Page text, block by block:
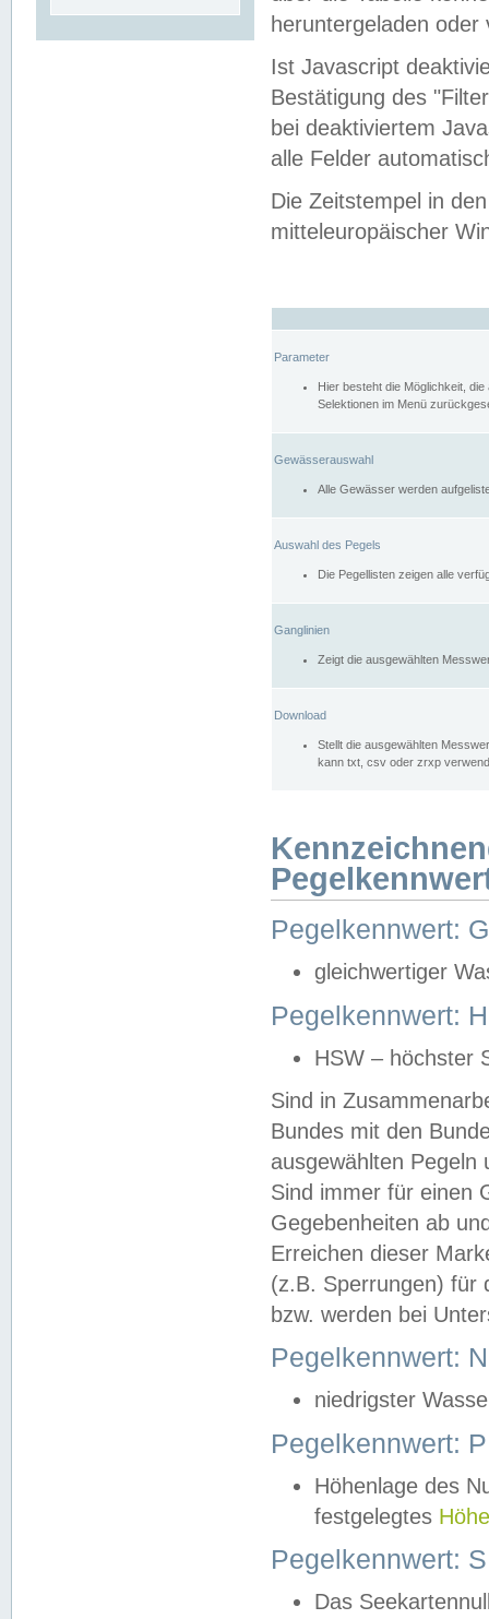
heruntergeladen oder
Ist Javascript
Bestätigung des
bei deaktiviertem
alle Felder
Die Zeitstempel in
mitteleuropäischer
Parameter
Hier besteht die Möglichkeit,
Selektionen im Menü
Gewässerauswahl
Alle Gewässer werden
Auswahl des Pegels
Die Pegellisten zeigen alle
Ganglinien
Zeigt die ausgewählten
Download
Stellt die ausgewählten
kann txt, csv oder zrxp
Pegelkennwert:
gleichwertiger
Pegelkennwert:
HSW – höchster
Sind in
Bundes mit den
ausgewählten
Sind immer für einen
Gegebenheiten ab
Erreichen dieser
(z.B. Sperrungen) für
bzw. werden bei
Pegelkennwert:
niedrigster
Pegelkennwert:
Höhenlage des
festgelegtes
Pegelkennwert:
Das